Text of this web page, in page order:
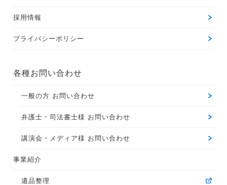
採用情報
プライバシーポリシー
各種お問い合わせ
一般の方 お問い合わせ
弁護士・司法書士様 お問い合わせ
講演会・メディア様 お問い合わせ
事業紹介
遺品整理